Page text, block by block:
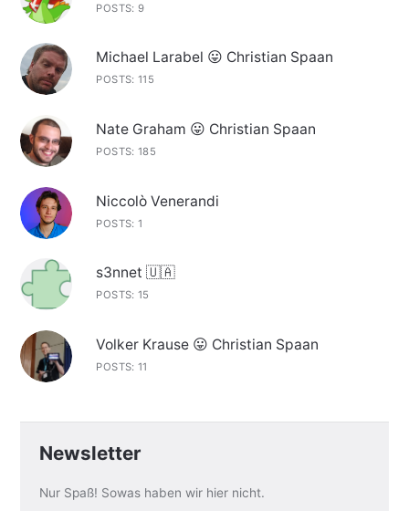
POSTS: 9
Michael Larabel 😛 Christian Spaan
POSTS: 115
Nate Graham 😛 Christian Spaan
POSTS: 185
Niccolò Venerandi
POSTS: 1
s3nnet 🇺🇦
POSTS: 15
Volker Krause 😛 Christian Spaan
POSTS: 11
Newsletter
Nur Spaß! Sowas haben wir hier nicht.